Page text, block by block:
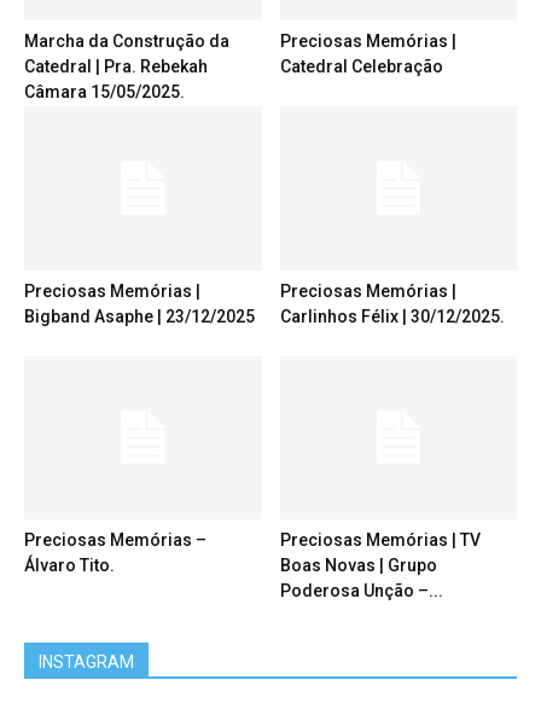
Marcha da Construção da
Catedral | Pra. Rebekah
Câmara 15/05/2025.
Preciosas Memórias |
Catedral Celebração
Preciosas Memórias |
Bigband Asaphe | 23/12/2025
Preciosas Memórias |
Carlinhos Félix | 30/12/2025.
Preciosas Memórias –
Álvaro Tito.
Preciosas Memórias | TV
Boas Novas | Grupo
Poderosa Unção –...
INSTAGRAM